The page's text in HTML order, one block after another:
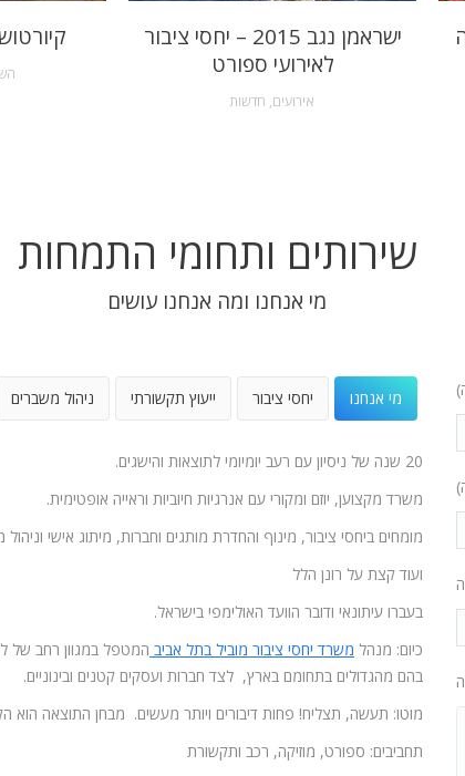
ישראמן נגב 2015 – יחסי ציבור
לאירועי ספורט
אירועים, חדשות
שירותים ותחומי התמחות
מי אנחנו ומה אנחנו עושים
מי אנחנו יחסי ציבור ייעוץ תקשורתי ניהול משברים
20 שנה של ניסיון עם רעב יומיומי לתוצאות והישגים.
משרד מקצוען, יוזם ומקורי עם אנרגיות חיוביות וראייה אופטימית.
מומחים ביחסי ציבור, מינוף והחדרת מותגים וחברות, מיתוג אישי וניהול
ועוד קצת על רונן הלל
בעברו עיתונאי ודובר הוועד האולימפי בישראל.
כיום: מנהל משרד יחסי ציבור מוביל בתל אביב המטפל במגוון רחב של
בהם מהגדולים בתחומם בארץ, לצד חברות ועסקים קטנים ובינוניים.
מוטו: תעשה, תצליח! פחות דיבורים ויותר מעשים. מבחן התוצאה הוא
תחביבים: ספורט, מוזיקה, רכב ותקשורת